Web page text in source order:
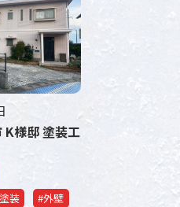
K様邸 塗装工
装
#外壁